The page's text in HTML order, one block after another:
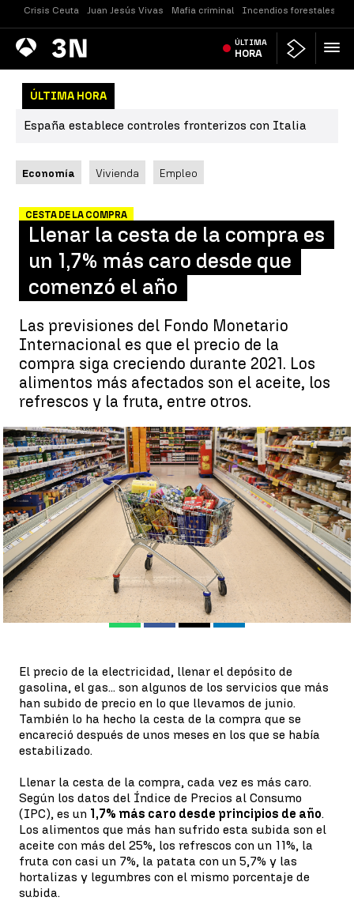
Crisis Ceuta Juan Jesús Vivas Mafia criminal Incendios forestales
Antena
3 Noticias ÚLTIMA
HORA
ÚLTIMA HORA
España establece controles fronterizos con Italia
Economía Vivienda Empleo
CESTA DE LA COMPRA
Llenar la cesta de la compra es
un 1,7% más caro desde que
comenzó el año
Las previsiones del Fondo Monetario
Internacional es que el precio de la
compra siga creciendo durante 2021. Los
alimentos más afectados son el aceite, los
refrescos y la fruta, entre otros.
Llenar la cesta de la compra es un 1,7% más caro desde que
comenzó el año |Antena 3 Noticias
Antena 3 Noticias
Publicado: 18 de julio de 2021, 15:41
WhatsappFacebook
X Linkedin
El precio de la electricidad, llenar el depósito de
gasolina, el gas... son algunos de los servicios que más
han subido de precio en lo que llevamos de junio.
También lo ha hecho la cesta de la compra que se
encareció después de unos meses en los que se había
estabilizado.
Llenar la cesta de la compra, cada vez es más caro.
Según los datos del Índice de Precios al Consumo
(IPC), es un 1,7% más caro desde principios de año.
Los alimentos que más han sufrido esta subida son el
aceite con más del 25%, los refrescos con un 11%, la
fruta con casi un 7%, la patata con un 5,7% y las
hortalizas y legumbres con el mismo porcentaje de
subida.